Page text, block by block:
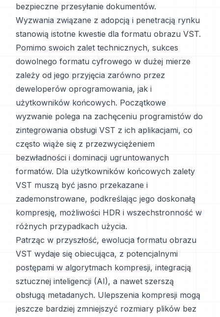
bezpieczne przesyłanie dokumentów.
Wyzwania związane z adopcją i penetracją rynku
stanowią istotne kwestie dla formatu obrazu VST.
Pomimo swoich zalet technicznych, sukces
dowolnego formatu cyfrowego w dużej mierze
zależy od jego przyjęcia zarówno przez
deweloperów oprogramowania, jak i
użytkowników końcowych. Początkowe
wyzwanie polega na zachęceniu programistów do
zintegrowania obsługi VST z ich aplikacjami, co
często wiąże się z przezwyciężeniem
bezwładności i dominacji ugruntowanych
formatów. Dla użytkowników końcowych zalety
VST muszą być jasno przekazane i
zademonstrowane, podkreślając jego doskonałą
kompresję, możliwości HDR i wszechstronność w
różnych przypadkach użycia.
Patrząc w przyszłość, ewolucja formatu obrazu
VST wydaje się obiecująca, z potencjalnymi
postępami w algorytmach kompresji, integracją
sztucznej inteligencji (AI), a nawet szerszą
obsługą metadanych. Ulepszenia kompresji mogą
jeszcze bardziej zmniejszyć rozmiary plików bez